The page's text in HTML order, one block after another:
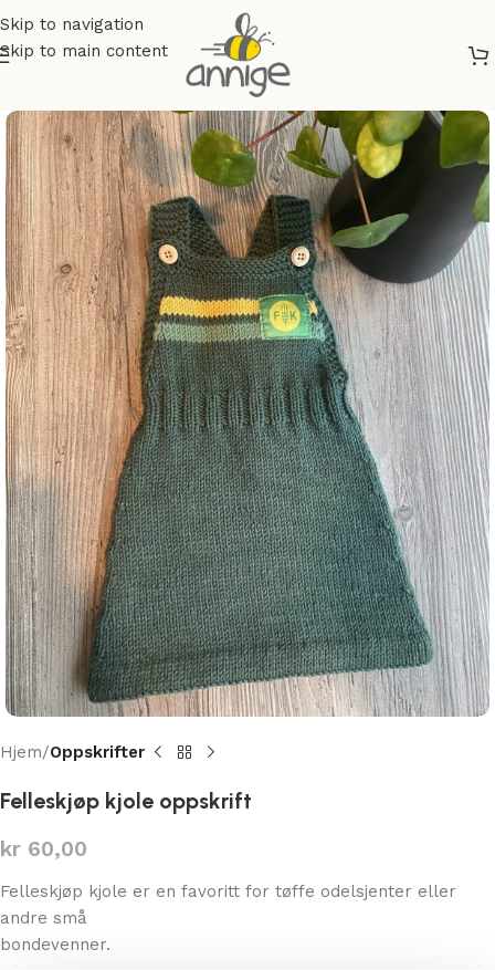
Skip to navigation
Skip to main content
Hjem Oppskrifter
Felleskjøp kjole oppskrift
kr 60,00
Felleskjøp kjole er en favoritt for tøffe odelsjenter eller
andre små
bondevenner.